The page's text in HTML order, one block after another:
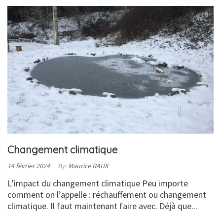
LA
SUITE
Changement climatique
Posted
14 février 2024 By: Maurice RAUX
L’impact du changement climatique Peu importe
comment on l’appelle : réchauffement ou changement
climatique. Il faut maintenant faire avec. Déjà que...